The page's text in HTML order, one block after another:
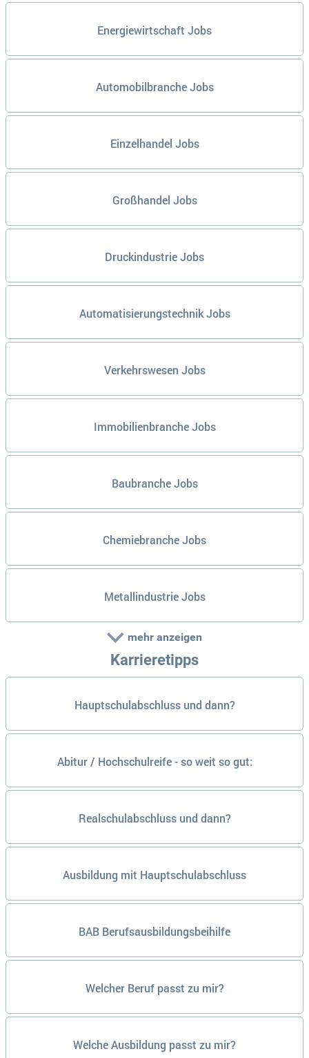
Energiewirtschaft Jobs
Automobilbranche Jobs
Einzelhandel Jobs
Großhandel Jobs
Druckindustrie Jobs
Automatisierungstechnik Jobs
Verkehrswesen Jobs
Immobilienbranche Jobs
Baubranche Jobs
Chemiebranche Jobs
Metallindustrie Jobs
mehr anzeigen
Karrieretipps
Hauptschulabschluss und dann?
Abitur / Hochschulreife - so weit so gut:
Realschulabschluss und dann?
Ausbildung mit Hauptschulabschluss
BAB Berufsausbildungsbeihilfe
Welcher Beruf passt zu mir?
Welche Ausbildung passt zu mir?